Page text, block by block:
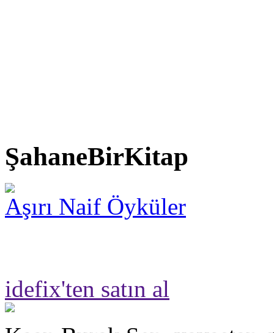
ŞahaneBirKitap
Aşırı Naif Öyküler
idefix'ten satın al